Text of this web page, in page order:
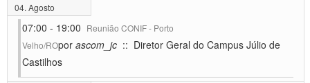
04. Agosto
07:00 - 19:00 Reunião CONIF - Porto
Velho/ROpor ascom_jc :: Diretor Geral do Campus Júlio de
Castilhos